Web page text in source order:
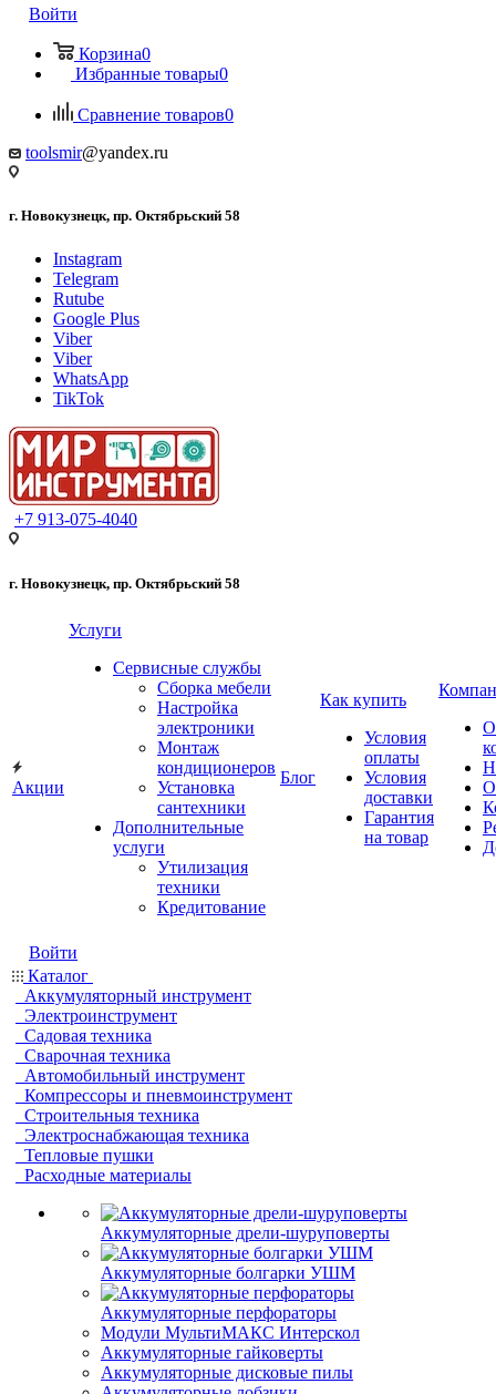
Войти
Корзина0
Избранные товары0
Сравнение товаров0
toolsmir@yandex.ru
г. Новокузнецк, пр. Октябрьский 58
Instagram
Telegram
Rutube
Google Plus
Viber
Viber
WhatsApp
TikTok
+7 913-075-4040
г. Новокузнецк, пр. Октябрьский 58
Акции
Услуги
Сервисные службы
Сборка мебели
Настройка
электроники
Монтаж
кондиционеров
Установка
сантехники
Дополнительные
услуги
Утилизация
техники
Кредитование
Блог
Как купить
Условия
оплаты
Условия
доставки
Гарантия
на товар
О
Войти
Каталог
Аккумуляторный инструмент
Электроинструмент
Садовая техника
Сварочная техника
Автомобильный инструмент
Компрессоры и пневмоинструмент
Строительныя техника
Электроснабжающая техника
Тепловые пушки
Расходные материалы
Аккумуляторные дрели-шуруповерты
Аккумуляторные болгарки УШМ
Аккумуляторные перфораторы
Модули МультиМАКС Интерскол
Аккумуляторные гайковерты
Аккумуляторные дисковые пилы